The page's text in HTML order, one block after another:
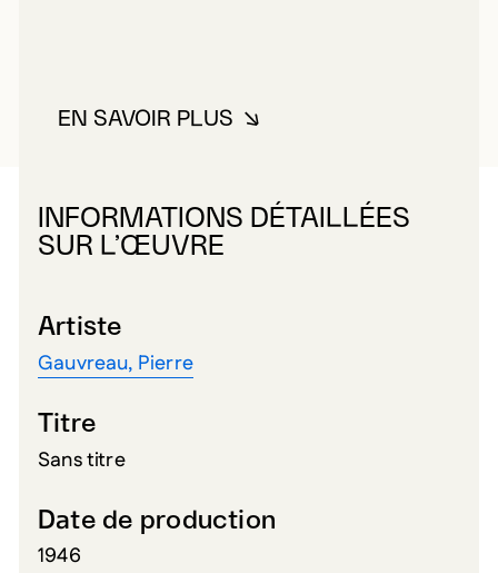
EN SAVOIR PLUSÀ PROPOS DE GAUVREAU,
INFORMATIONS DÉTAILLÉES
SUR L’ŒUVRE
Artiste
Gauvreau, Pierre
Titre
Sans titre
Date de production
1946